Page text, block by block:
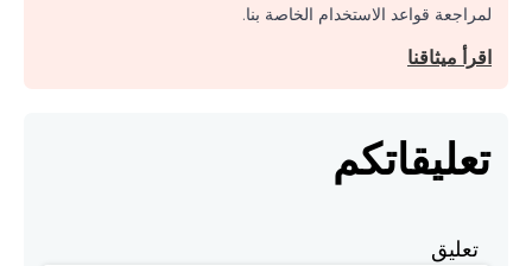
لمراجعة قواعد الاستخدام الخاصة بنا.
اقرأ ميثاقنا
تعليقاتكم
تعليق